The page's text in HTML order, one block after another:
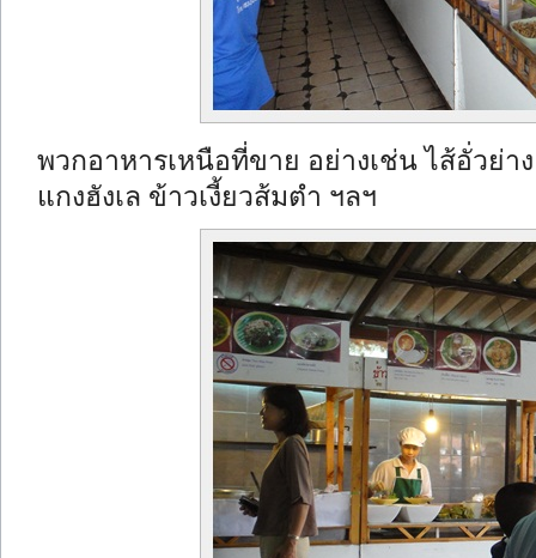
พวกอาหารเหนือที่ขาย อย่างเช่น ไส้อั่วย่
แกงฮังเล ข้าวเงี้ยวส้มตำ ฯลฯ